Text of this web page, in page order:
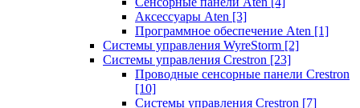
Аксессуары Aten [3]
Программное обеспечение Aten [1]
Системы управления WyreStorm [2]
Системы управления Crestron [23]
Проводные сенсорные панели Crestron
[10]
Системы управления Crestron [7]